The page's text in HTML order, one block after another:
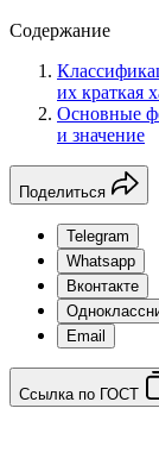
Содержание
их краткая
Основные
и значение
Поделиться
Telegram
Whatsapp
Вконтакте
Email
Ссылка по ГОСТ